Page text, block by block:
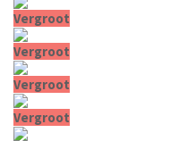
Vergroot
Vergroot
Vergroot
Vergroot